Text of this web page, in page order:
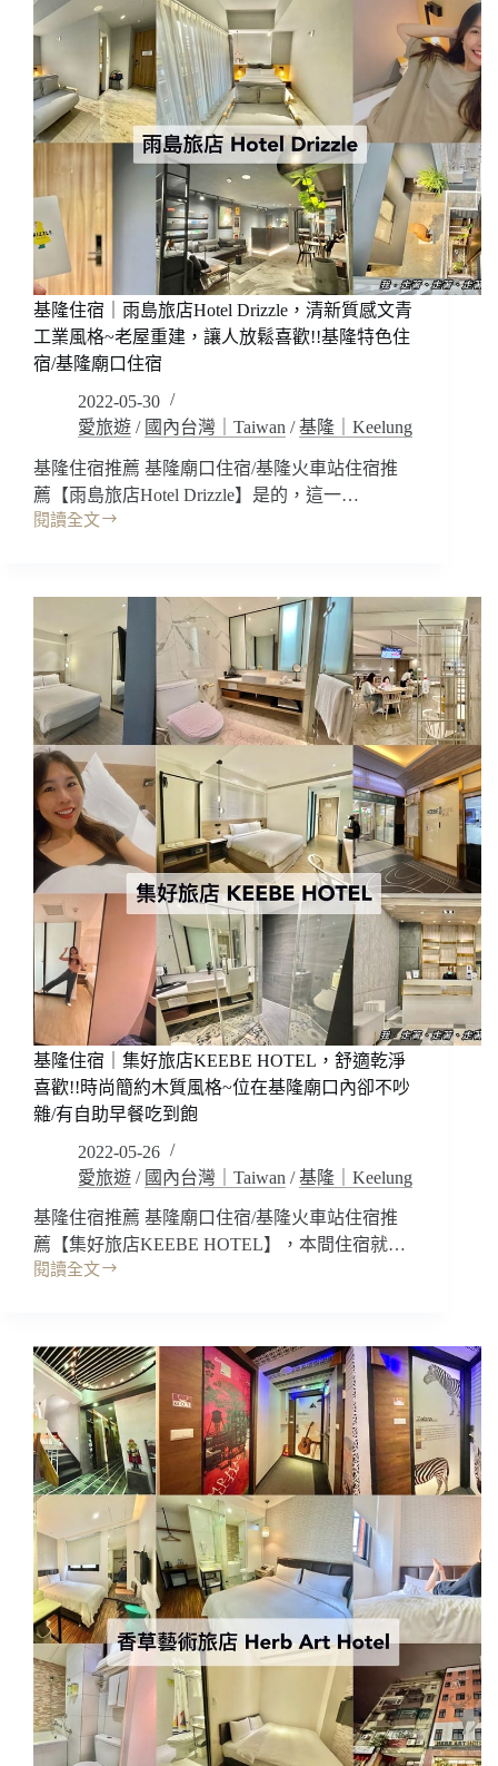
店
Michi
Hotel，
清
新
明
亮
鬆
房
舒
適
好
躺
早
餐
吃
很
便!
中
壢
火
車
站
住
宿/
壢
住
宿/
中
壢
飯
店
基隆住宿｜雨島旅店Hotel Drizzle，清新質感文青
工業風格~老屋重建，讓人放鬆喜歡!!基隆特色住
宿/基隆廟口住宿
2022-05-30
愛旅遊 / 國內台灣｜Taiwan /基隆｜Keelung
基隆住宿推薦 基隆廟口住宿/基隆火車站住宿推
薦【雨島旅店Hotel Drizzle】是的，這一…
閱讀全文
基
宿
雨
島
旅
店
Hotel
Drizzle，
清
新
質
感
文
青
工
業
風
格
~
老
屋
重
建，
讓
喜
歡!!
基
住
宿/
基
隆
廟
口
住
宿
基隆住宿｜集好旅店KEEBE HOTEL，舒適乾淨
喜歡!!時尚簡約木質風格~位在基隆廟口內卻不吵
雜/有自助早餐吃到飽
2022-05-26
愛旅遊 / 國內台灣｜Taiwan /基隆｜Keelung
基隆住宿推薦 基隆廟口住宿/基隆火車站住宿推
薦【集好旅店KEEBE HOTEL】，本間住宿就…
閱讀全文
基
宿
｜
集
好
旅
店
KEEBE
HOTEL，
舒
乾
淨
喜
歡!!
時
尚
簡
約